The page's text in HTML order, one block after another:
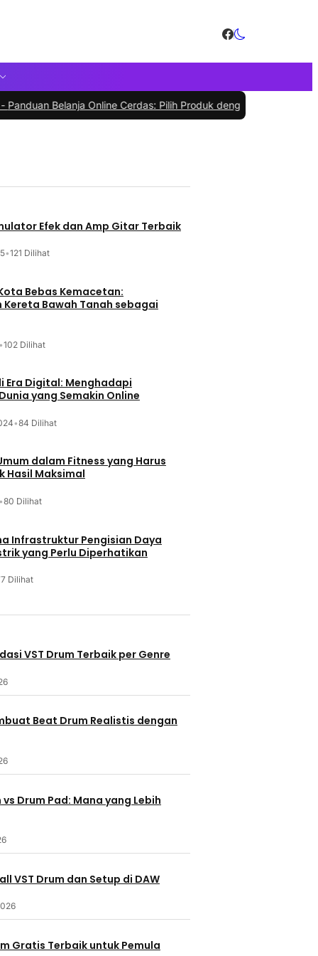
Online Cerdas: Pilih Produk dengan Bijak dan Hindari
Efek dan Amp Gitar Terbaik
•121 Dilihat
Bebas Kemacetan:
Kereta Bawah Tanah sebagai
102 Dilihat
Era Digital: Menghadapi
yang Semakin Online
•84 Dilihat
dalam Fitness yang Harus
Hasil Maksimal
80 Dilihat
Infrastruktur Pengisian Daya
yang Perlu Diperhatikan
Dilihat
VST Drum Terbaik per Genre
Beat Drum Realistis dengan
vs Drum Pad: Mana yang Lebih
VST Drum dan Setup di DAW
Gratis Terbaik untuk Pemula